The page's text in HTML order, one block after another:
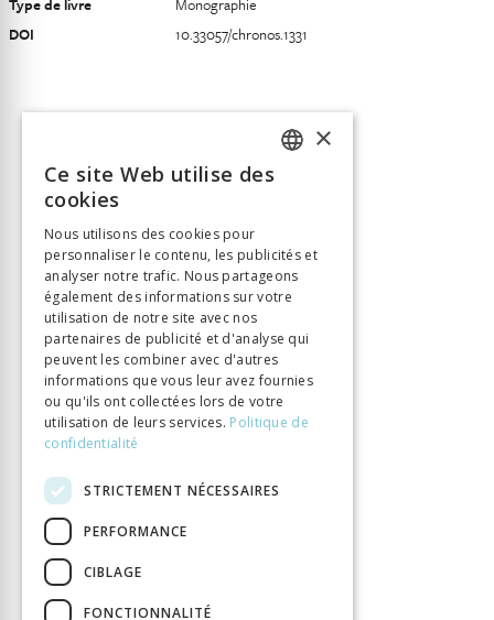
Type de livre
Monographie
DOI
10.33057/chronos.1331
ITALIAN
×
Ce site Web utilise des
cookies
Nous utilisons des cookies pour
personnaliser le contenu, les publicités et
analyser notre trafic. Nous partageons
également des informations sur votre
utilisation de notre site avec nos
partenaires de publicité et d'analyse qui
peuvent les combiner avec d'autres
informations que vous leur avez fournies
ou qu'ils ont collectées lors de votre
utilisation de leurs services. Politique de
confidentialité
STRICTEMENT NÉCESSAIRES
PERFORMANCE
CIBLAGE
FONCTIONNALITÉ